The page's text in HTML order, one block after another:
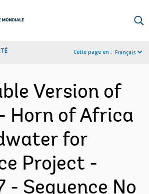
Cette page en : Français
Version of
Horn of Africa
for
Project -
- Sequence No